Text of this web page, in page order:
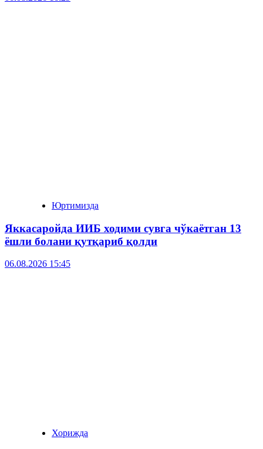
Юртимизда
Яккасаройда ИИБ ходими сувга чўкаётган 13
ёшли болани қутқариб қолди
06.08.2026 15:45
Хорижда